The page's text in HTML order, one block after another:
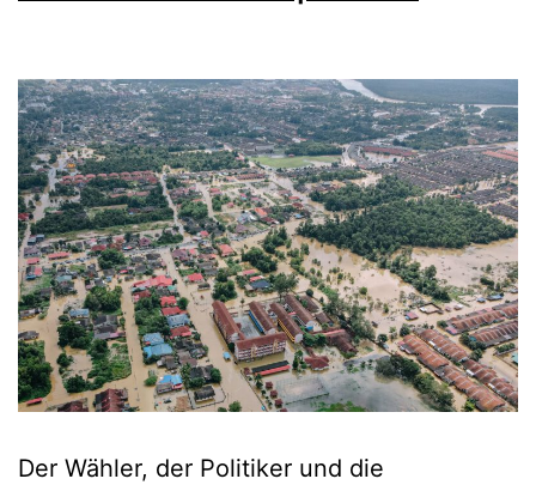
Der Wähler, der Politiker und die